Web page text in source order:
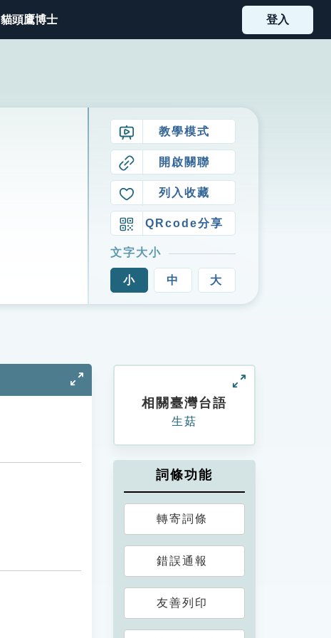
貓頭鷹博士 登入
教學模式
開啟關聯
列入收藏
QRcode分享
文字大小
小 中 大
相關臺灣台語
生菇
詞條功能
轉寄詞條
錯誤通報
友善列印